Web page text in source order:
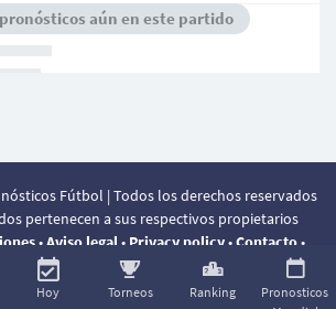
aún en este partido
Hoy Torneos Ranking
Pronosticos
Fútbol | Todos los derechos reservados
pertenecen a sus respectivos propietarios
•Aviso legal • Privacy policy•Contacto•